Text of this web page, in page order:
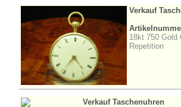
Verkauf
18kt 750 Gold
Repetition
Verkauf Taschenuhren